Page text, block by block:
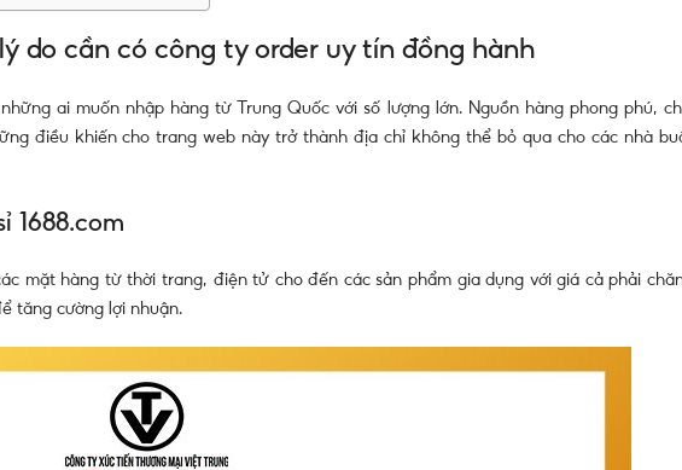
lý do cần có công ty order uy tín đồng hành
ai muốn nhập hàng từ Trung Quốc với số lượng lớn. Nguồn hàng phong phú,
điều khiến cho trang web này trở thành địa chỉ không thể bỏ qua cho các nhà
1688.com
mặt hàng từ thời trang, điện tử cho đến các sản phẩm gia dụng với giá cả phải
tăng cường lợi nhuận.